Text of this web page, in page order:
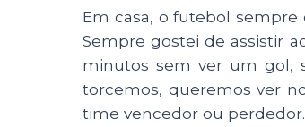
k
Em casa, o futebol sempre
Sempre gostei de assistir
minutos sem ver um gol,
torcemos, queremos ver
time vencedor ou